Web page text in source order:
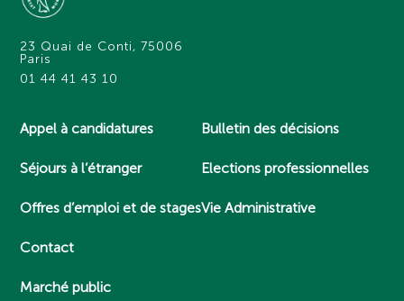
23 Quai de Conti, 75006
Paris
01 44 41 43 10
Appel à candidatures
Séjours à l’étranger
Offres d’emploi et de stages
Contact
Marché public
Bulletin des décisions
Elections professionnelles
Vie Administrative